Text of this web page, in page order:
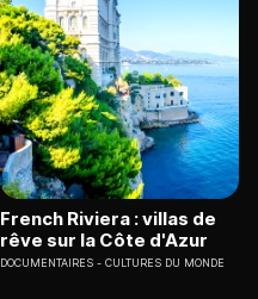
French Riviera : villas de
rêve sur la Côte d'Azur
DOCUMENTAIRES CULTURES DU MONDE